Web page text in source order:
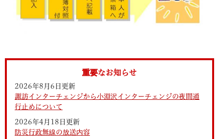
重要なお知らせ
2026年8月6日更新
諏訪インターチェンジから小淵沢インターチェンジの夜間通
行止めについて
2026年4月18日更新
防災行政無線の放送内容